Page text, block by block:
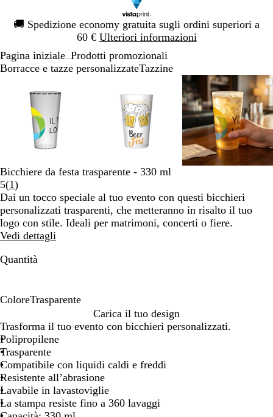
🚚 Spedizione economy gratuita sugli ordini superiori a
60 € Ulteriori informazioni
Diapositiva
1
Pagina iniziale Prodotti promozionali
Borracce e tazze personalizzateTazzine
può
essere
ingrandita
a
minimo
per
allargare
i
comandi
+
e
ingrandire
ridurre
e
le
frecce
L’immagine
può
essere
ingrandita
minimo
per
allargare
comandi
+
e
+
ingrandire
ridurre
e
le
può
essere
ingrandita
Ingrandito
a
minimo
Clicca
per
allargare
Usa
i
comandi
+
e
+
ridurre
e
le
Bicchiere da festa trasparente - 330 ml
5(1Leggi
1
recensioni
)
Dai un tocco speciale al tuo evento con questi bicchieri
personalizzati trasparenti, che metteranno in risalto il tuo
logo con stile. Ideali per matrimoni, concerti o fiere.
Vedi dettagli
Quantità
ColoreTrasparente
r
a
s
p
a
r
e
n
Carica il tuo design
Trasforma il tuo evento con bicchieri personalizzati.
Polipropilene
Trasparente
Compatibile con liquidi caldi e freddi
Resistente all’abrasione
Lavabile in lavastoviglie
La stampa resiste fino a 360 lavaggi